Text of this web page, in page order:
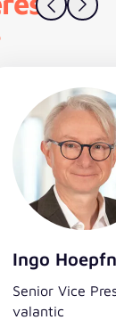
Ingo
Senior Vice
valantic